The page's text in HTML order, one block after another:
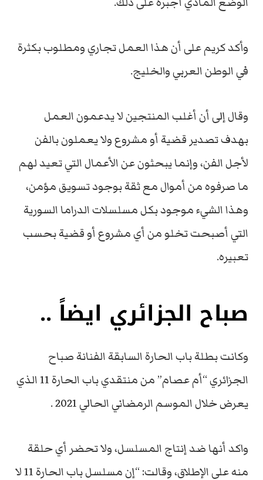
وأكد كریم على أن هذا العمل تجاري ومطلوب بكثرة
في الوطن العربي والخلیج.
وقال إلى أن أغلب المنتجین لا یدعمون العمل
بھدف تصدیر قضیة أو مشروع ولا یعملون بالفن
لأجل الفن، وإنما یبحثون عن الأعمال التي تعید لھم
ما صرفوه من أموال مع ثقة بوجود تسویق مؤمن،
وهذا الشيء موجود بكل مسلسلات الدراما السوریة
التي أصبحت تخلو من أي مشروع أو قضیة بحسب
تعبیره.
صباح الجزائري ايضاً ..
وكانت بطلة باب الحارة السابقة الفنانة صباح
الجزائري “أم عصام” من منتقدي باب الحارة 11 الذي
یعرض خلال الموسم الرمضاني الحالي 2021 .
واكد أنھا ضد إنتاج المسلسل، ولا تحضر أي حلقة
منه على الإطلاق، وقالت: “إن مسلسل باب الحارة 11 لا